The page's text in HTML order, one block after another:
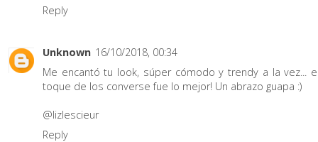
Reply
Unknown 16/10/2018, 00:34
Me encantó tu look, súper cómodo y trendy a la vez...
toque de los converse fue lo mejor! Un abrazo guapa :)
@lizlescieur
Reply